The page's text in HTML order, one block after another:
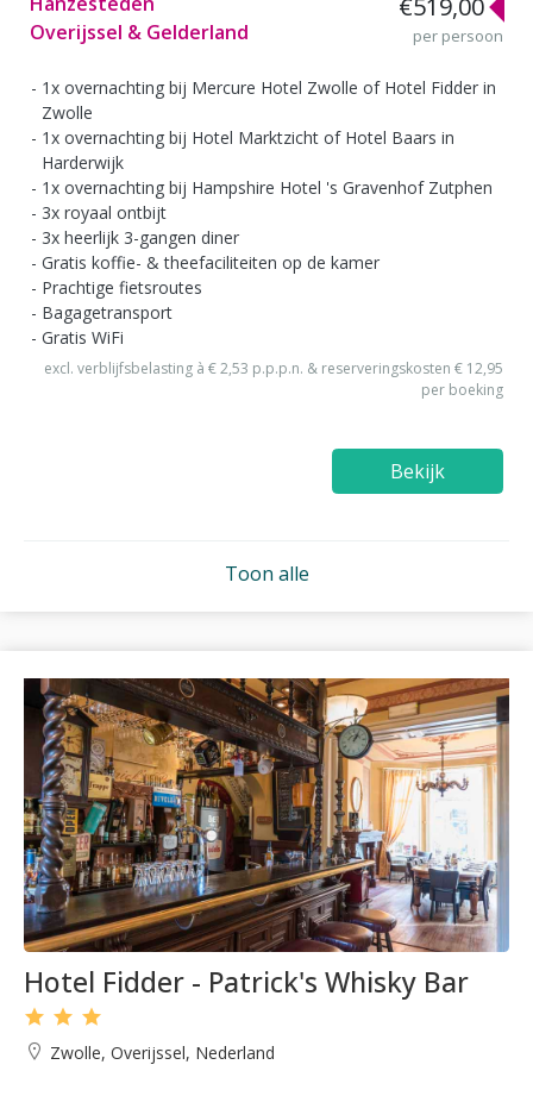
Overijssel & Gelderland
€519,00
per persoon
1x overnachting bij Mercure Hotel Zwolle of Hotel Fidder in
Zwolle
1x overnachting bij Hotel Marktzicht of Hotel Baars in
Harderwijk
1x overnachting bij Hampshire Hotel 's Gravenhof Zutphen
3x royaal ontbijt
3x heerlijk 3-gangen diner
Gratis koffie- & theefaciliteiten op de kamer
Prachtige fietsroutes
Bagagetransport
Gratis WiFi
excl. verblijfsbelasting à € 2,53 p.p.p.n. & reserveringskosten € 12,95
per boeking
Bekijk
Toon alle
Hotel Fidder - Patrick's Whisky Bar
Zwolle, Overijssel, Nederland